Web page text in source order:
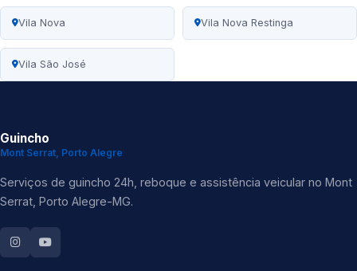
Vila Nova Vila Nova Restinga
Vila São José
Guincho
Mont Serrat, Porto Alegre
Serviços de guincho 24h, reboque e assistência veicular no Mont
Serrat, Porto Alegre-MG.